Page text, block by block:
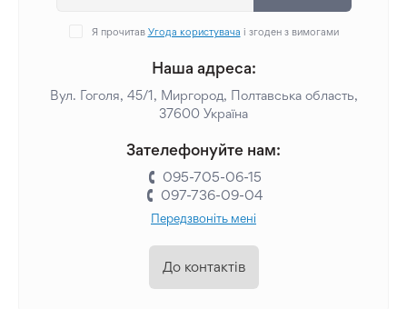
Я прочитав Угода користувача і згоден з вимогами
Наша адреса:
Вул. Гоголя, 45/1, Миргород, Полтавська область,
37600 Україна
Зателефонуйте нам:
095-705-06-15
097-736-09-04
Передзвоніть мені
До контактів